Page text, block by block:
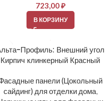
723,00₽
В КОРЗИНУ
Профиль: Внешний угол
Кирпич клинкерный Красный
панели (Цокольный
сайдинг) для отделки дома,